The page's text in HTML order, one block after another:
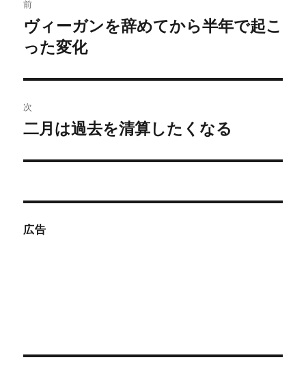
稿
ナ
ビ
ゲ
ー
シ
ン
前
前
の
稿:
ヴィーガンを辞めてから半年で起こ
った変化
次
次
投
二月は過去を清算したくなる
広告